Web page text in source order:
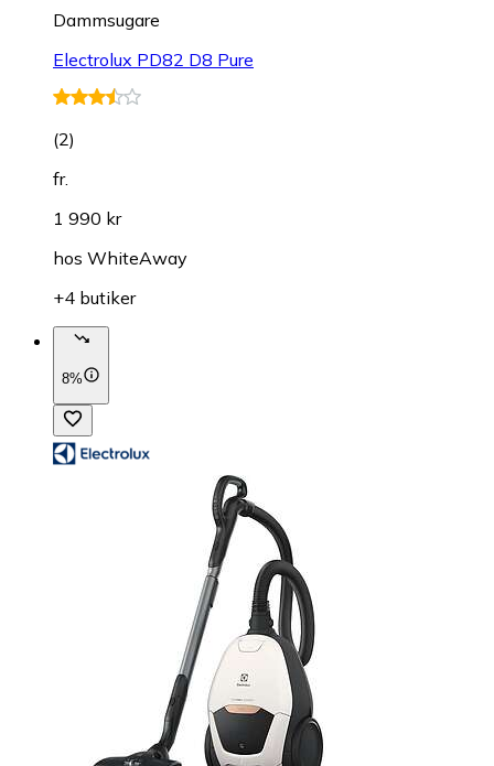
Dammsugare
Electrolux PD82 D8 Pure
(2)
fr.
1 990 kr
hos WhiteAway
+4 butiker
8%